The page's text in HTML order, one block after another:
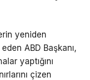
yeniden
ABD Başkanı,
yaptığını
çizen